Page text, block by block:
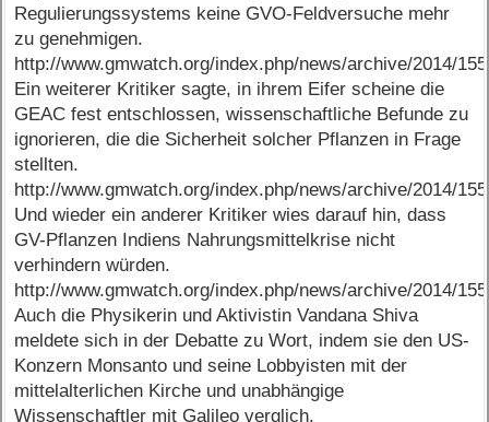
Regulierungssystems keine GVO-Feldversuche mehr
zu genehmigen.
http://www.gmwatch.org/index.php/news/archive/2014/
Ein weiterer Kritiker sagte, in ihrem Eifer scheine die
GEAC fest entschlossen, wissenschaftliche Befunde zu
ignorieren, die die Sicherheit solcher Pflanzen in Frage
stellten.
http://www.gmwatch.org/index.php/news/archive/2014/
Und wieder ein anderer Kritiker wies darauf hin, dass
GV-Pflanzen Indiens Nahrungsmittelkrise nicht
verhindern würden.
http://www.gmwatch.org/index.php/news/archive/2014/
Auch die Physikerin und Aktivistin Vandana Shiva
meldete sich in der Debatte zu Wort, indem sie den US-
Konzern Monsanto und seine Lobbyisten mit der
mittelalterlichen Kirche und unabhängige
Wissenschaftler mit Galileo verglich.